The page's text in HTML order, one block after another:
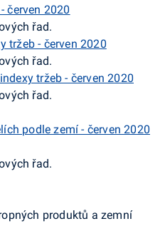
červen 2020
řad.
tržeb - červen 2020
řad.
tržeb - červen 2020
řad.
podle zemí - červen 2020
řad.
produktů a zemní